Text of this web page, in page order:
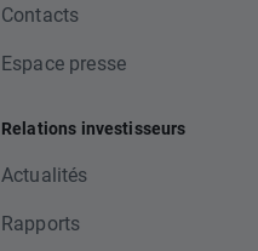
Contacts
Espace presse
Relations investisseurs
Actualités
Rapports